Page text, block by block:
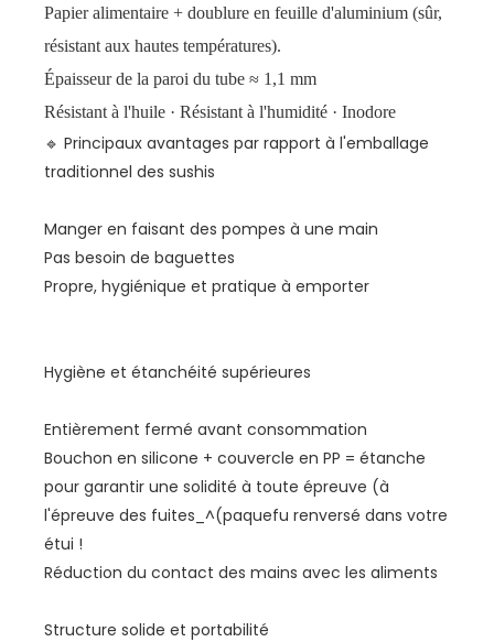
Papier alimentaire + doublure en feuille d'aluminium (sûr,
résistant aux hautes températures).
Épaisseur de la paroi du tube ≈ 1,1 mm
Résistant à l'huile · Résistant à l'humidité · Inodore
🔹 Principaux avantages par rapport à l'emballage
traditionnel des sushis
Manger en faisant des pompes à une main
Pas besoin de baguettes
Propre, hygiénique et pratique à emporter
Hygiène et étanchéité supérieures
Entièrement fermé avant consommation
Bouchon en silicone + couvercle en PP = étanche
pour garantir une solidité à toute épreuve (à
l'épreuve des fuites_^(paquefu renversé dans votre
étui !
Réduction du contact des mains avec les aliments
Structure solide et portabilité